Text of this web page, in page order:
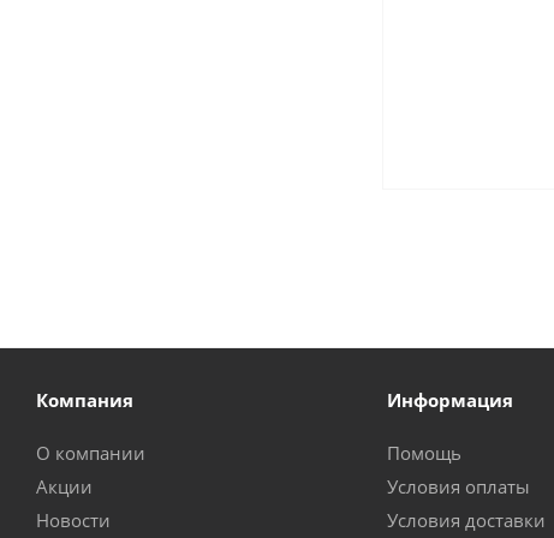
Компания
О компании
Акции
Новости
Информация
Помощь
Условия оплаты
Условия доставки